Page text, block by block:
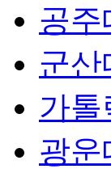
공주
군산
가톨
광운